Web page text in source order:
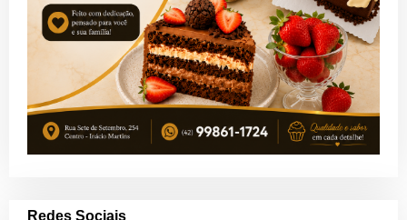
Redes Sociais